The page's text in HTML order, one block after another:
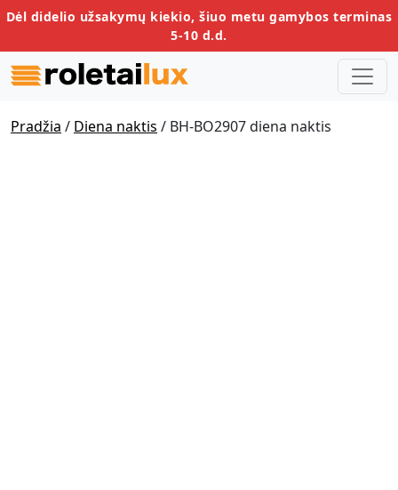
Dėl didelio užsakymų kiekio, šiuo metu gamybos terminas
5-10 d.d.
Pradžia / Diena naktis / BH-BO2907 diena naktis